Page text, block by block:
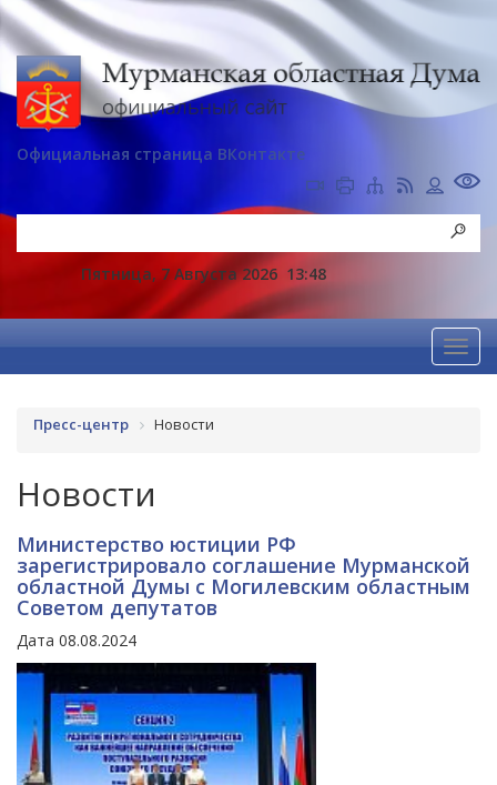
Официальная страница ВКонтакте
Пятница, 7 Августа 2026 13:48
Пресс-центр Новости
Новости
Министерство юстиции РФ
зарегистрировало соглашение Мурманской
областной Думы с Могилевским областным
Советом депутатов
Дата 08.08.2024